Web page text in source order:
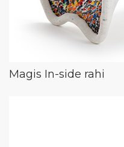
Magis In-side rahi